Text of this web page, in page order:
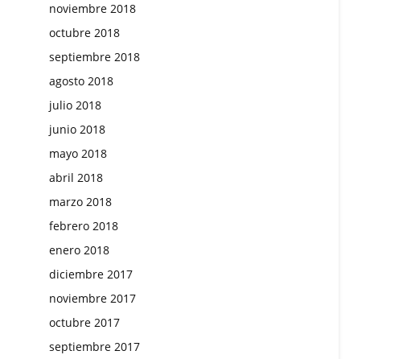
noviembre 2018
octubre 2018
septiembre 2018
agosto 2018
julio 2018
junio 2018
mayo 2018
abril 2018
marzo 2018
febrero 2018
enero 2018
diciembre 2017
noviembre 2017
octubre 2017
septiembre 2017